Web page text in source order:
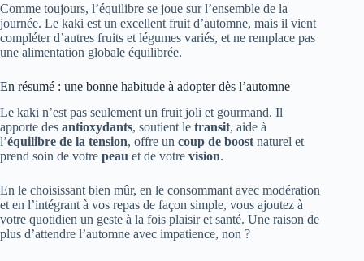
Comme toujours, l’équilibre se joue sur l’ensemble de la
journée. Le kaki est un excellent fruit d’automne, mais il vient
compléter d’autres fruits et légumes variés, et ne remplace pas
une alimentation globale équilibrée.
En résumé : une bonne habitude à adopter dès l’automne
Le kaki n’est pas seulement un fruit joli et gourmand. Il
apporte des antioxydants, soutient le transit, aide à
l’équilibre de la tension, offre un coup de boostnaturel et
prend soin de votre peau et de votre vision.
En le choisissant bien mûr, en le consommant avec modération
et en l’intégrant à vos repas de façon simple, vous ajoutez à
votre quotidien un geste à la fois plaisir et santé. Une raison de
plus d’attendre l’automne avec impatience, non ?